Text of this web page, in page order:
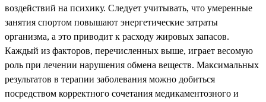
воздействий на психику. Следует учитывать, что умеренные
занятия спортом повышают энергетические затраты
организма, а это приводит к расходу жировых запасов.
Каждый из факторов, перечисленных выше, играет весомую
роль при лечении нарушения обмена веществ. Максимальных
результатов в терапии заболевания можно добиться
посредством корректного сочетания медикаментозного и